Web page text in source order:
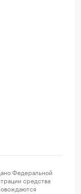
Федеральной
средства